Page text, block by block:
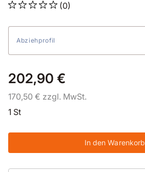
(0)
Abziehprofil
202,90 €
170,50 € zzgl. MwSt.
1 St
In den Warenkorb